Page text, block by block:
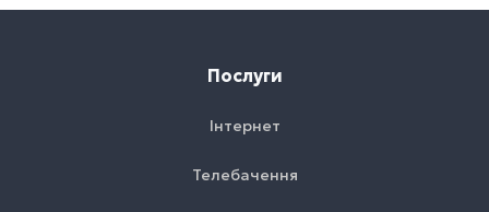
Послуги
Інтернет
Телебачення